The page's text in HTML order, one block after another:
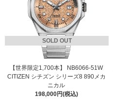
SOLD OUT
【世界限定1,700本】 NB6066-51W
CITIZEN シチズン シリーズ8 890メカ
ニカル
198,000円(税込)